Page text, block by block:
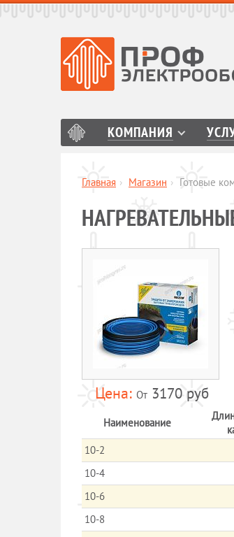
КОМПАНИЯ
Главная › Магазин › Готовые
От3170 руб
Наименование
10-2
10-4
10-6
10-8